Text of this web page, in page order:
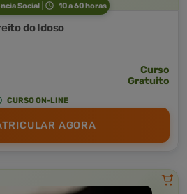
Social 10 a 60 horas
do Idoso
Curso
Gratuito
CURSO ON-LINE
AGORA